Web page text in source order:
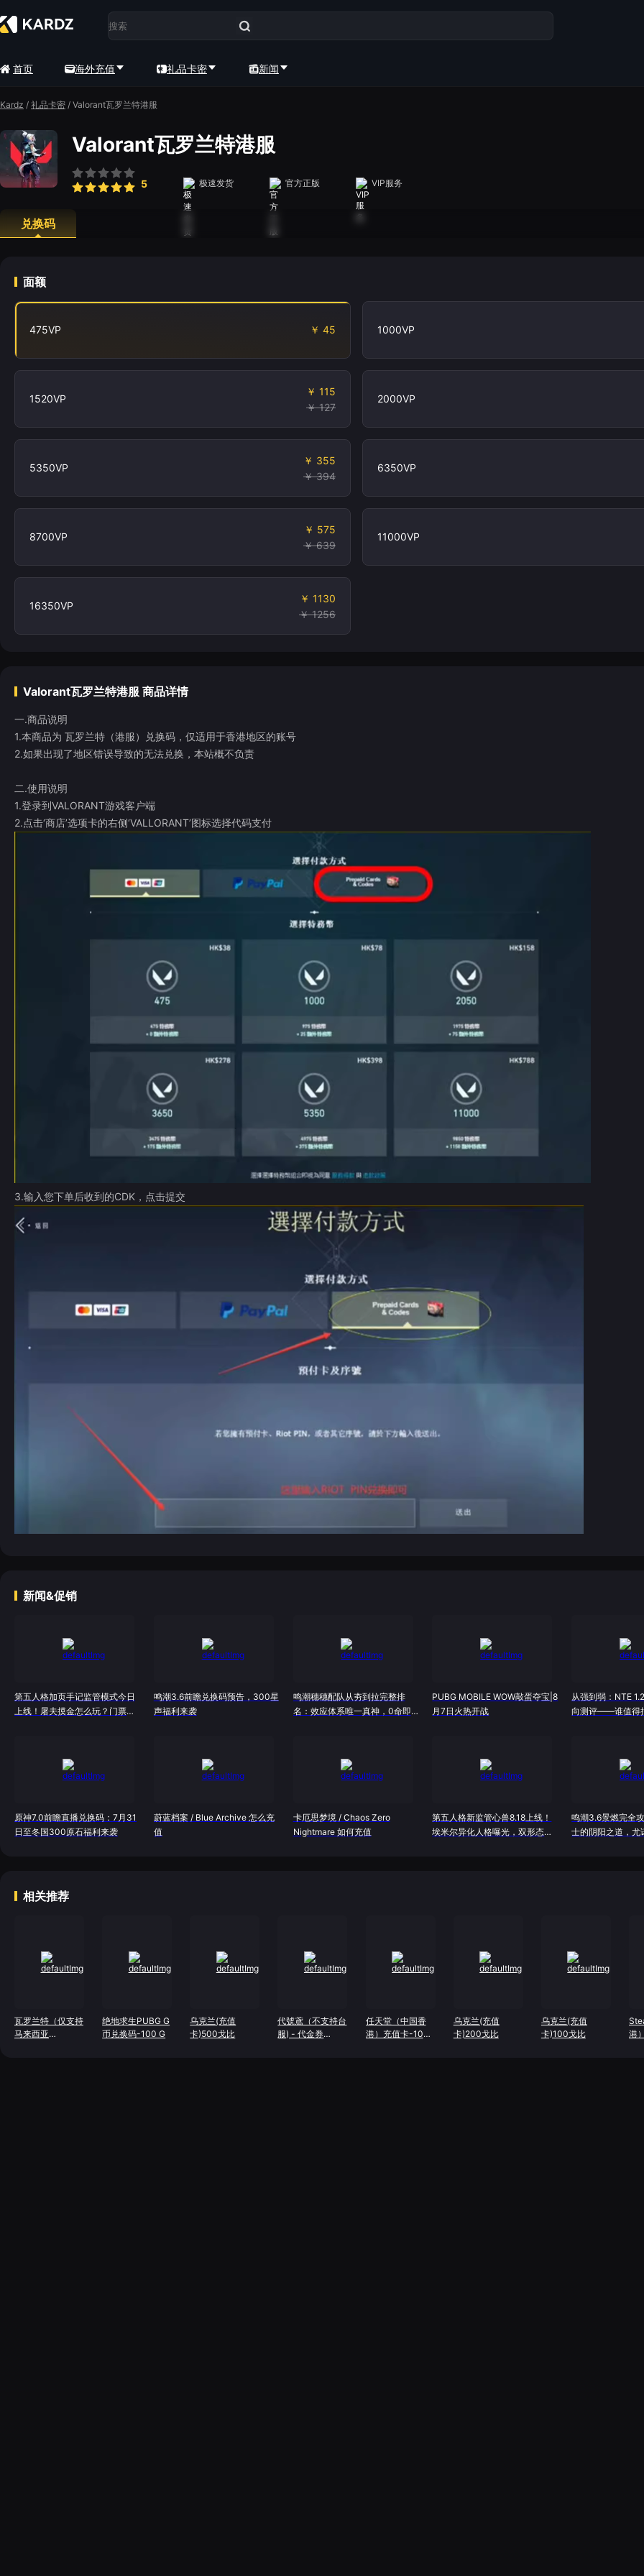
首页 海外充值 礼品卡密 新闻
Kardz / 礼品卡密 / Valorant瓦罗兰特港服
Valorant瓦罗兰特港服
5 极速发货 官方正版 VIP服务
兑换码
面额
475VP ￥ 45 1000VP
1520VP
￥ 115
￥ 127
2000VP
5350VP
￥ 355
￥ 394
6350VP
8700VP
￥ 575
￥ 639
11000VP
16350VP
￥ 1130
￥ 1256
Valorant瓦罗兰特港服 商品详情
一.商品说明
1.本商品为 瓦罗兰特（港服）兑换码，仅适用于香港地区的账号
2.如果出现了地区错误导致的无法兑换，本站概不负责
二.使用说明
1.登录到VALORANT游戏客户端
2.点击‘商店’选项卡的右侧‘VALLORANT’图标选择代码支付
3.输入您下单后收到的CDK，点击提交
新闻&促销
第五人格加页手记监管模式今日
上线！屠夫摸金怎么玩？门票机
鸣潮3.6前瞻兑换码预告，300星
声福利来袭
鸣潮穗穗配队从夯到拉完整排
名：效应体系唯一真神，0命即是
PUBG MOBILE WOW敲蛋夺宝|8
月7日火热开战
从强到弱：NTE
向测评——谁值得
原神7.0前瞻直播兑换码：7月31
日至冬国300原石福利来袭
蔚蓝档案 / Blue Archive 怎么充
值
卡厄思梦境 / Chaos Zero
Nightmare 如何充值
第五人格新监管心兽8.18上线！
埃米尔异化人格曝光，双形态机
鸣潮3.6景燃完全
士的阴阳之道，尤
相关推荐
瓦罗兰特（仅支持
马来西亚
绝地求生PUBG G
币兑换码-100 G
乌克兰(充值
卡)500戈比
代號鳶（不支持台
服) - 代金券
任天堂（中国香
港）充值卡-100
乌克兰(充值
卡)200戈比
乌克兰(充值
卡)100戈比
港